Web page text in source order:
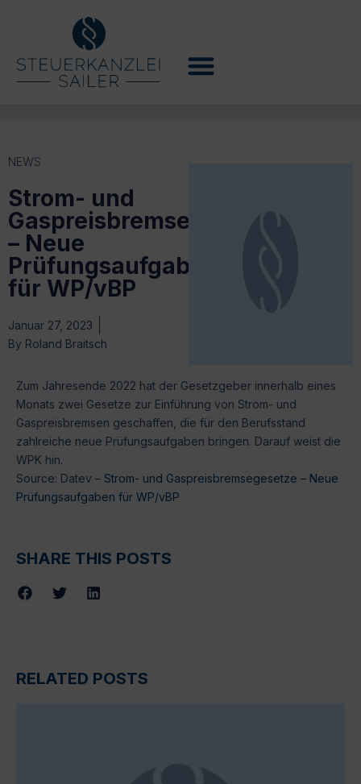
NEWS
Strom- und
Gaspreisbremsegesetze
– Neue
Prüfungsaufgaben
für WP/vBP
Januar 27, 2023
By Roland Braitsch
Zum Jahresende 2022 hat der Gesetzgeber innerhalb eines
Monats zwei Gesetze zur Einführung von Strom- und
Gaspreisbremsen geschaffen, die für den Berufsstand
zahlreiche neue Prüfungsaufgaben bringen. Darauf weist die
WPK hin.
Source: Datev – Strom- und Gaspreisbremsegesetze – Neue
Prüfungsaufgaben für WP/vBP
SHARE THIS POSTS
RELATED POSTS